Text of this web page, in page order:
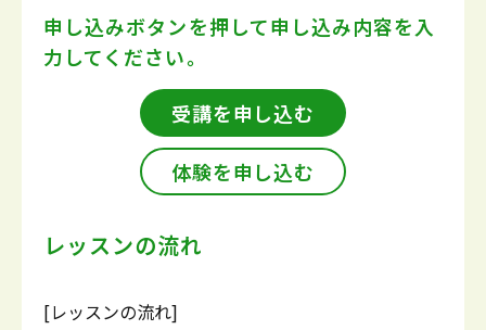
申し込みボタンを押して申し込み内容を入
力してください。
受講を申し込む
体験を申し込む
レッスンの流れ
[レッスンの流れ]